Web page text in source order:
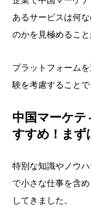
あるサービスは何
のかを見極めるこ
プラットフォーム
験を考慮すること
中国マーケテ
すすめ！まず
特別な知識やノウ
で小さな仕事を含
してきました。